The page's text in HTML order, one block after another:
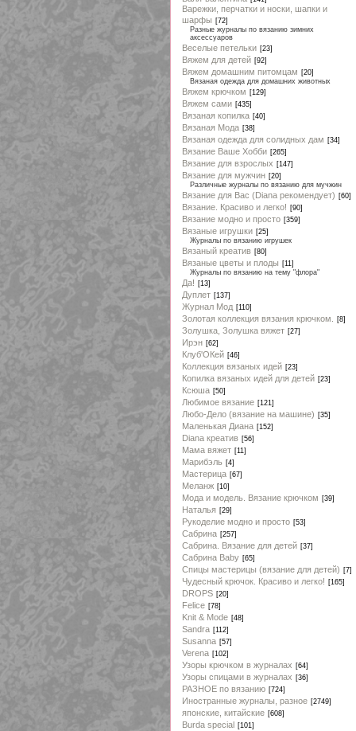
Варежки, перчатки и носки, шапки и
шарфы [72]
Разные журналы по вязанию зимних
аксессуаров
Веселые петельки [23]
Вяжем для детей [92]
Вяжем домашним питомцам [20]
Вязаная одежда для домашних животных
Вяжем крючком [129]
Вяжем сами [435]
Вязаная копилка [40]
Вязаная Мода [38]
Вязаная одежда для солидных дам [34]
Вязание Ваше Хобби [265]
Вязание для взрослых [147]
Вязание для мужчин [20]
Различные журналы по вязанию для мучжин
Вязание для Вас (Diana рекомендует) [60]
Вязание. Красиво и легко! [90]
Вязание модно и просто [359]
Вязаные игрушки [25]
Журналы по вязанию игрушек
Вязаный креатив [80]
Вязаные цветы и плоды [11]
Журналы по вязанию на тему "флора"
Да! [13]
Дуплет [137]
Журнал Мод [110]
Золотая коллекция вязания крючком. [8]
Золушка, Золушка вяжет [27]
Ирэн [62]
Клуб'ОКей [46]
Коллекция вязаных идей [23]
Копилка вязаных идей для детей [23]
Ксюша [50]
Любимое вязание [121]
Любо-Дело (вязание на машине) [35]
Маленькая Диана [152]
Diana креатив [56]
Мама вяжет [11]
Марибэль [4]
Мастерица [67]
Меланж [10]
Мода и модель. Вязание крючком [39]
Наталья [29]
Рукоделие модно и просто [53]
Сабрина [257]
Сабрина. Вязание для детей [37]
Сабрина Baby [65]
Спицы мастерицы (вязание для детей) [7]
Чудесный крючок. Красиво и легко! [165]
DROPS [20]
Felice [78]
Knit & Mode [48]
Sandra [112]
Susanna [57]
Verena [102]
Узоры крючком в журналах [64]
Узоры спицами в журналах [36]
РАЗНОЕ по вязанию [724]
Иностранные журналы, разное [2749]
японские, китайские [608]
Burda special [101]